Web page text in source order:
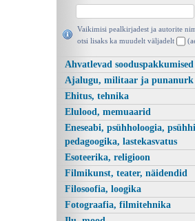
Vaikimisi pealkirjadest ja autorite
otsi lisaks ka muudelt väljadelt
Ahvatlevad sooduspakkumised
Ajalugu, militaar ja punanurk
Ehitus, tehnika
Elulood, memuaarid
Eneseabi, psühholoogia,
pedagoogika, lastekasvatus
Esoteerika, religioon
Filmikunst, teater, näidendid
Filosoofia, loogika
Fotograafia, filmitehnika